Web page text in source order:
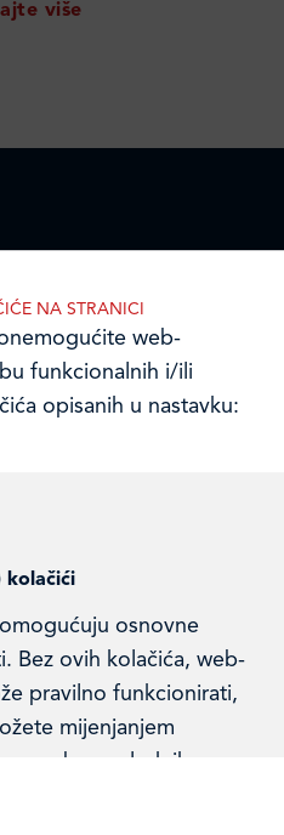
više
NA STRANICI
web-
funkcionalnih i/ili
opisanih u nastavku:
kolačići
osnovne
Bez ovih kolačića, web-
pravilno funkcionirati,
mijenjanjem
web-pregledniku.